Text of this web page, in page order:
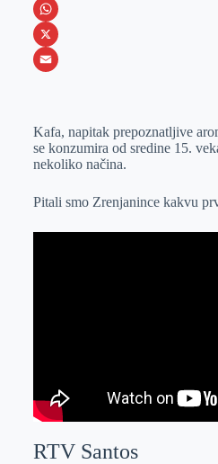
e
b
o
s
s
e
e
r
i
n
k
I
n
V
i
b
W
h
s
A
p
X
a
i
Kafa, napitak prepoznatljive
se konzumira od sredine 15.
nekoliko načina.
Pitali smo Zrenjanince kakvu
RTV Santos